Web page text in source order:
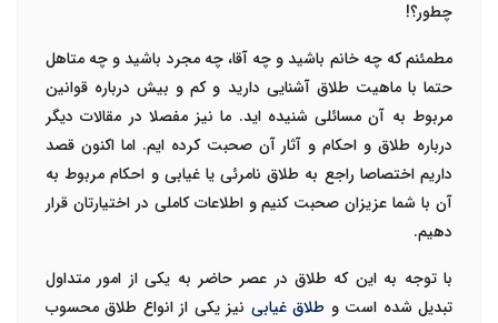
چطور؟!
مطمئنم که چه خانم باشید و چه آقا، چه مجرد باشید و چه متاهل
حتما با ماهیت طلاق آشنایی دارید و کم و بیش درباره قوانین
مربوط به آن مسائلی شنیده اید. ما نیز مفصلا در مقالات دیگر
درباره طلاق و احکام و آثار آن صحبت کرده ایم. اما اکنون قصد
داریم اختصاصا راجع به طلاق نامرئی یا غیابی و احکام مربوط به
آن با شما عزیزان صحبت کنیم و اطلاعات کاملی در اختیارتان قرار
دهیم.
با توجه به این که طلاق در عصر حاضر به یکی از امور متداول
تبدیل شده است و طلاق غیابی نیز یکی از انواع طلاق محسوب